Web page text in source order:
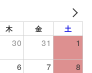
木 金 土
30 31 1
6 7 8